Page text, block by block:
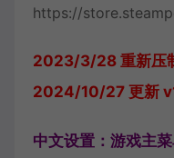
https://
2023/3/28 重新压
2024/10/27 更新
中文设置：游戏主